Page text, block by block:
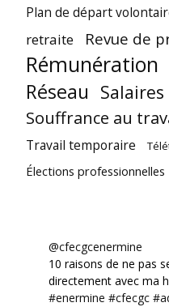
Plan de départ
retraite Revue de
Rémunération
Réseau Salaires
Souffrance au
Travail temporaire
Élections professionnelles
@cfecgcenermine
10 raisons de ne pas
directement avec ma
#enermine #cfecgc